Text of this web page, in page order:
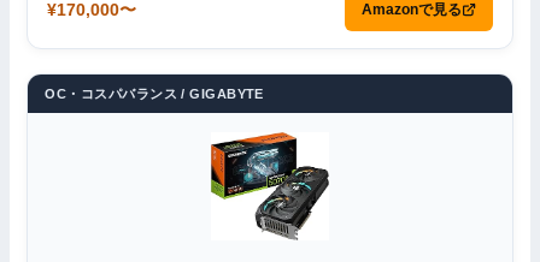
¥170,000〜 Amazonで見る
OC・コスパバランス / GIGABYTE